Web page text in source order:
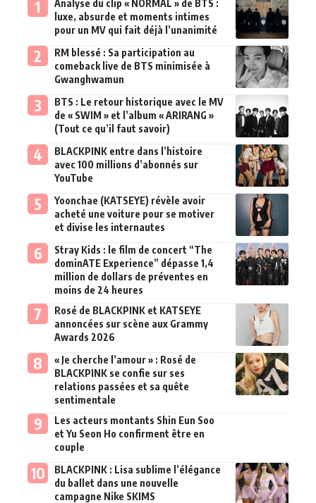
Analyse du clip « NORMAL » de BTS :
luxe, absurde et moments intimes
pour un MV qui fait déjà l’unanimité
RM blessé : Sa participation au
comeback live de BTS minimisée à
Gwanghwamun
BTS : Le retour historique avec le MV
de « SWIM » et l’album « ARIRANG »
(Tout ce qu’il faut savoir)
BLACKPINK entre dans l’histoire
avec 100 millions d’abonnés sur
YouTube
Yoonchae (KATSEYE) révèle avoir
acheté une voiture pour se motiver
et divise les internautes
Stray Kids : le film de concert “The
dominATE Experience” dépasse 1,4
million de dollars de préventes en
moins de 24 heures
Rosé de BLACKPINK et KATSEYE
annoncées sur scène aux Grammy
Awards 2026
« Je cherche l’amour » : Rosé de
BLACKPINK se confie sur ses
relations passées et sa quête
sentimentale
Les acteurs montants Shin Eun Soo
et Yu Seon Ho confirment être en
couple
BLACKPINK : Lisa sublime l’élégance
du ballet dans une nouvelle
campagne Nike SKIMS